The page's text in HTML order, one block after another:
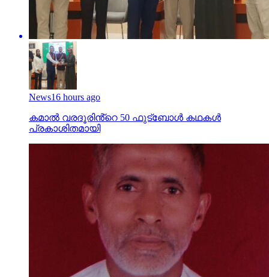
News16 hours ago
കമാൽ വരദൂരിൻ്റെ 50 ഫുട്ബോൾ കഥകൾ
പ്രകാശിതമായി